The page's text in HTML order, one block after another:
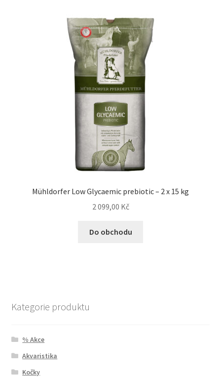
Mühldorfer Low Glycaemic prebiotic – 2 x 15 kg
2 099,00 Kč
Do obchodu
Kategorie produktu
% Akce
Akvaristika
Kočky